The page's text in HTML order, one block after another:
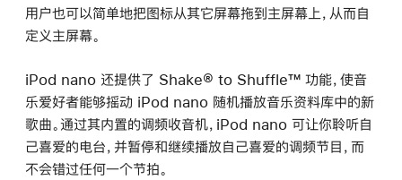
用户也可以简单地把图标从其它屏幕拖到主屏幕上，从而自
定义主屏幕。
iPod nano 还提供了 Shake® to Shuffle™ 功能，使音
乐爱好者能够摇动 iPod nano 随机播放音乐资料库中的新
歌曲。通过其内置的调频收音机，iPod nano 可让你聆听自
己喜爱的电台，并暂停和继续播放自己喜爱的调频节目，而
不会错过任何一个节拍。